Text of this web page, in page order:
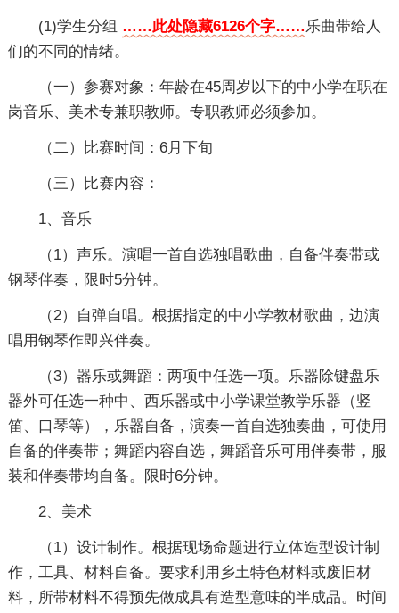
(1)学生分组 ……此处隐藏6126个字……乐曲带给人
们的不同的情绪。
（一）参赛对象：年龄在45周岁以下的中小学在职在
岗音乐、美术专兼职教师。专职教师必须参加。
（二）比赛时间：6月下旬
（三）比赛内容：
1、音乐
（1）声乐。演唱一首自选独唱歌曲，自备伴奏带或
钢琴伴奏，限时5分钟。
（2）自弹自唱。根据指定的中小学教材歌曲，边演
唱用钢琴作即兴伴奏。
（3）器乐或舞蹈：两项中任选一项。乐器除键盘乐
器外可任选一种中、西乐器或中小学课堂教学乐器（竖
笛、口琴等），乐器自备，演奏一首自选独奏曲，可使用
自备的伴奏带；舞蹈内容自选，舞蹈音乐可用伴奏带，服
装和伴奏带均自备。限时6分钟。
2、美术
（1）设计制作。根据现场命题进行立体造型设计制
作，工具、材料自备。要求利用乡土特色材料或废旧材
料，所带材料不得预先做成具有造型意味的半成品。时间